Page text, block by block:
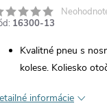
16300-13
Kvalitné pneu s
kolese. Koliesko
informácie